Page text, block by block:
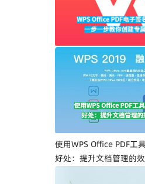
WPS Office PDF电子签
一步教你创建专属电子
使用WPS Office PDF工
好处：提升文档管理的